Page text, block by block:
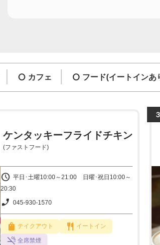
カフェ フード(イートインあ
ケンタッキーフライドチキン
(ファストフード)
平日･土曜10:00～21:00 日曜･祝日10:00～
20:30
045-930-1570
テイクアウト イートイン
全席禁煙